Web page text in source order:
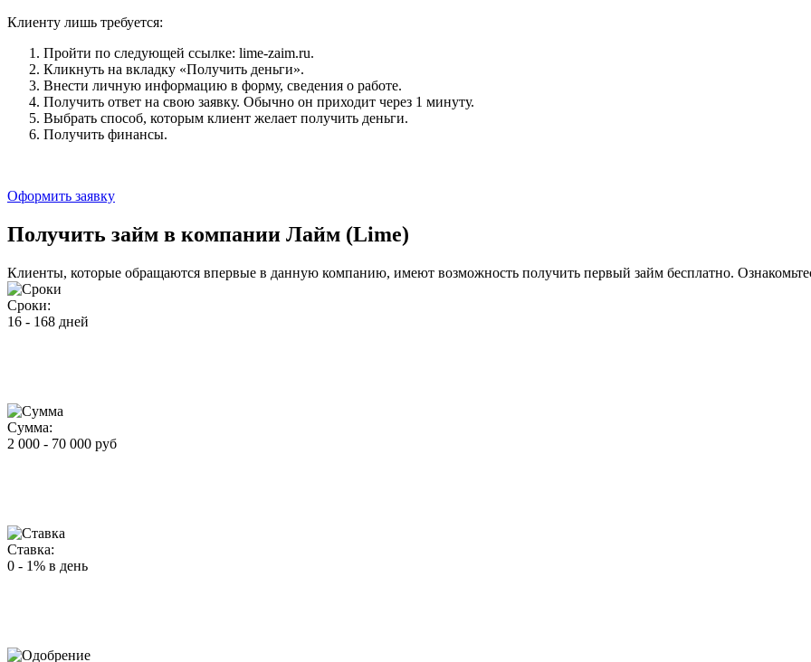
Клиенту лишь требуется:
Пройти по следующей ссылке: lime-zaim.ru.
Кликнуть на вкладку «Получить деньги».
Внести личную информацию в форму, сведения о работе.
Получить ответ на свою заявку. Обычно он приходит через 1 минуту.
Выбрать способ, которым клиент желает получить деньги.
Получить финансы.
Оформить заявку
Получить займ в компании Лайм (Lime)
Клиенты, которые обращаются впервые в данную компанию, имеют возможность получить первый займ бесплатно.
Сроки:
16 - 168 дней
Сумма:
2 000 - 70 000 руб
Ставка:
0 - 1% в день